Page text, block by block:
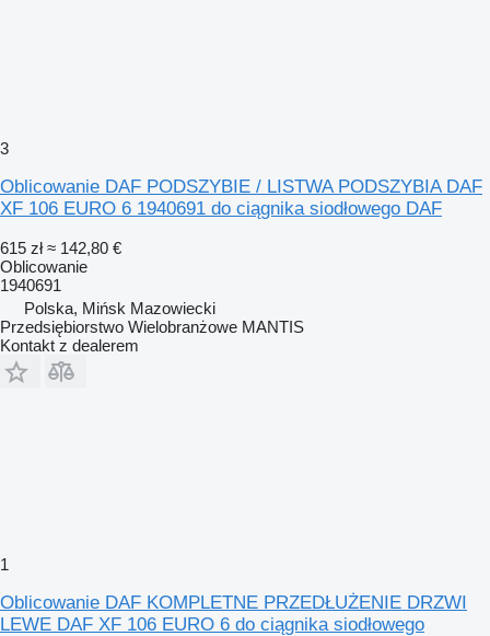
3
Oblicowanie DAF PODSZYBIE / LISTWA PODSZYBIA DAF
XF 106 EURO 6 1940691 do ciągnika siodłowego DAF
615 zł ≈ 142,80 €
Oblicowanie
1940691
Polska, Mińsk Mazowiecki
Przedsiębiorstwo Wielobranżowe MANTIS
Kontakt z dealerem
1
Oblicowanie DAF KOMPLETNE PRZEDŁUŻENIE DRZWI
LEWE DAF XF 106 EURO 6 do ciągnika siodłowego